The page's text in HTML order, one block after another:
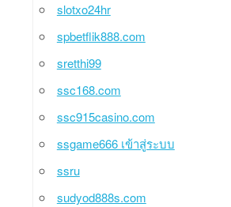
slotxo24hr
spbetflik888.com
sretthi99
ssc168.com
ssc915casino.com
ssgame666 เข้าสู่ระบบ
ssru
sudyod888s.com